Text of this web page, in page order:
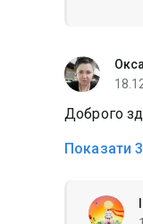
Доброго
Показати